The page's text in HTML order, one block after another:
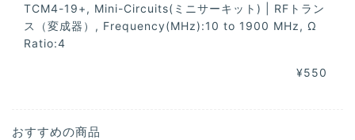
TCM4-19+, Mini-Circuits(ミニサーキット) | RFトラン
ス（変成器）, Frequency(MHz):10 to 1900 MHz, Ω
Ratio:4
¥550
おすすめの商品